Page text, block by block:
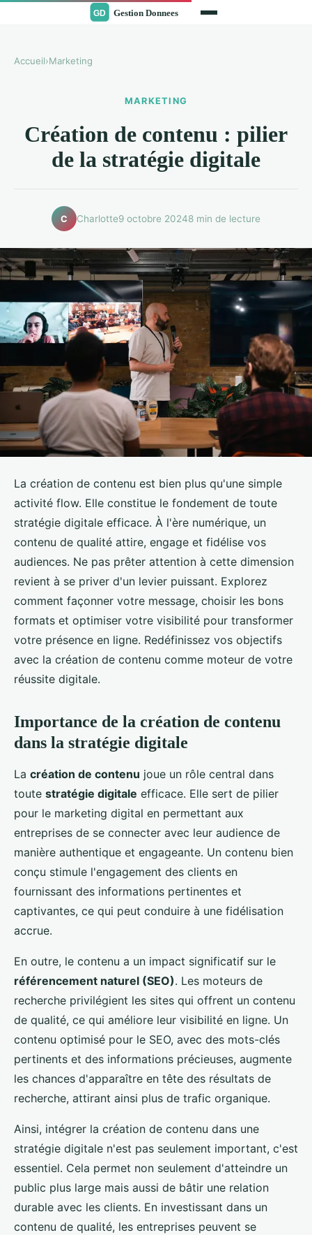
Accueil›Marketing
MARKETING
Création de contenu : pilier
de la stratégie digitale
C Charlotte9 octobre 20248 min de lecture
La création de contenu est bien plus qu'une simple
activité flow. Elle constitue le fondement de toute
stratégie digitale efficace. À l'ère numérique, un
contenu de qualité attire, engage et fidélise vos
audiences. Ne pas prêter attention à cette dimension
revient à se priver d'un levier puissant. Explorez
comment façonner votre message, choisir les bons
formats et optimiser votre visibilité pour transformer
votre présence en ligne. Redéfinissez vos objectifs
avec la création de contenu comme moteur de votre
réussite digitale.
Importance de la création de contenu
dans la stratégie digitale
La création de contenu joue un rôle central dans
toute stratégie digitale efficace. Elle sert de pilier
pour le marketing digital en permettant aux
entreprises de se connecter avec leur audience de
manière authentique et engageante. Un contenu bien
conçu stimule l'engagement des clients en
fournissant des informations pertinentes et
captivantes, ce qui peut conduire à une fidélisation
accrue.
En outre, le contenu a un impact significatif sur le
référencement naturel (SEO). Les moteurs de
recherche privilégient les sites qui offrent un contenu
de qualité, ce qui améliore leur visibilité en ligne. Un
contenu optimisé pour le SEO, avec des mots-clés
pertinents et des informations précieuses, augmente
les chances d'apparaître en tête des résultats de
recherche, attirant ainsi plus de trafic organique.
Ainsi, intégrer la création de contenu dans une
stratégie digitale n'est pas seulement important, c'est
essentiel. Cela permet non seulement d'atteindre un
public plus large mais aussi de bâtir une relation
durable avec les clients. En investissant dans un
contenu de qualité, les entreprises peuvent se